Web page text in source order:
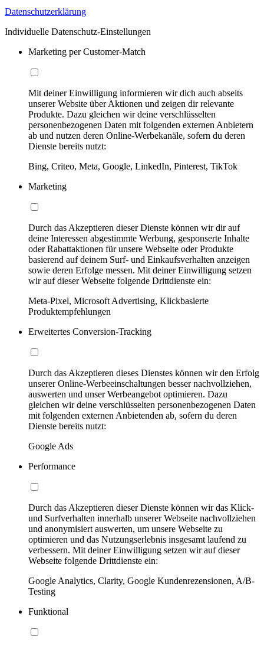
Datenschutzerklärung
Individuelle Datenschutz-Einstellungen
Marketing per Customer-Match
Mit deiner Einwilligung informieren wir dich auch abseits
unserer Website über Aktionen und zeigen dir relevante
Produkte. Dazu gleichen wir deine verschlüsselten
personenbezogenen Daten mit folgenden externen Anbietern
ab und nutzen deren Online-Werbekanäle, sofern du deren
Dienste bereits nutzt:
Bing, Criteo, Meta, Google, LinkedIn, Pinterest, TikTok
Marketing
Durch das Akzeptieren dieser Dienste können wir dir auf
deine Interessen abgestimmte Werbung, gesponserte Inhalte
oder Rabattaktionen für unsere Webseite oder Produkte
basierend auf deinem Surf- und Einkaufsverhalten anzeigen
sowie deren Erfolge messen. Mit deiner Einwilligung setzen
wir auf dieser Webseite folgende Drittdienste ein:
Meta-Pixel, Microsoft Advertising, Klickbasierte
Produktempfehlungen
Erweitertes Conversion-Tracking
Durch das Akzeptieren dieses Dienstes können wir den Erfolg
unserer Online-Werbeeinschaltungen besser nachvollziehen,
auswerten und unser Werbeangebot optimieren. Dazu
gleichen wir deine verschlüsselten personenbezogenen Daten
mit folgenden externen Anbietenden ab, sofern du deren
Dienste bereits nutzt:
Google Ads
Performance
Durch das Akzeptieren dieser Dienste können wir das Klick-
und Surfverhalten innerhalb unserer Webseite nachvollziehen
und anonymisiert auswerten, um unsere Webseite zu
optimieren und das Nutzungserlebnis insgesamt laufend zu
verbessern. Mit deiner Einwilligung setzen wir auf dieser
Webseite folgende Drittdienste ein:
Google Analytics, Clarity, Google Kundenrezensionen, A/B-
Testing
Funktional